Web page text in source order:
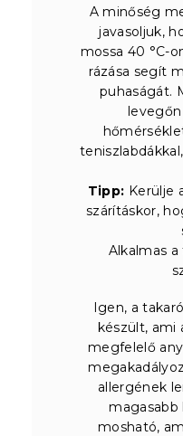
A minőség
javasoljuk,
mossa 40 °C-
rázása segít
puhaságát.
Tipp: Kerülje
szárításkor,
Alkalmas
Igen, a
készült, ami
megfelelő
allergének
mosható,